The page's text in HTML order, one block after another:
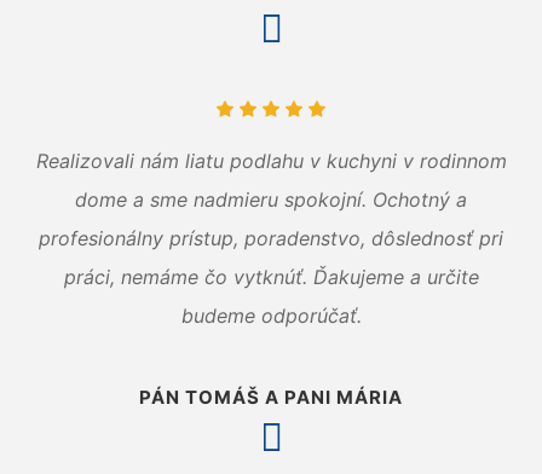
Realizovali nám liatu podlahu v kuchyni v rodinnom
dome a sme nadmieru spokojní. Ochotný a
profesionálny prístup, poradenstvo, dôslednosť pri
práci, nemáme čo vytknúť. Ďakujeme a určite
budeme odporúčať.
PÁN TOMÁŠ A PANI MÁRIA